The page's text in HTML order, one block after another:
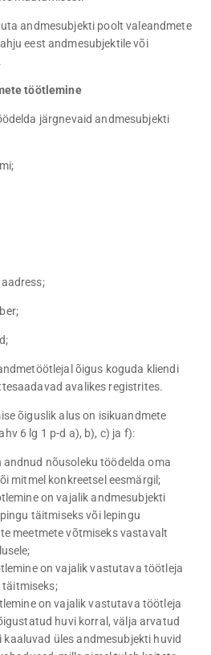
andmesubjekti poolt valeandmete
eest andmesubjektile või
töötlemine
järgnevaid andmesubjekti
õigus koguda kliendi
avalikes registrites.
õiguslik alus on isikuandmete
6 lg 1 p-d a), b), c) ja f):
nõusoleku töödelda oma
mitmel konkreetsel eesmärgil;
on vajalik andmesubjekti
täitmiseks või lepingu
meetmete võtmiseks vastavalt
on vajalik vastutava töötleja
täitmiseks;
on vajalik vastutava töötleja
huvi korral, välja arvatud
kaaluvad üles andmesubjekti huvid